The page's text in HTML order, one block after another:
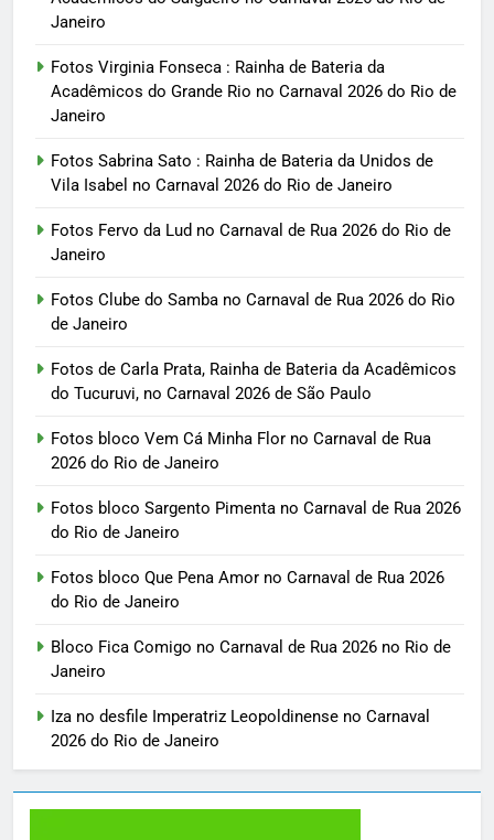
Janeiro
Fotos Virginia Fonseca : Rainha de Bateria da
Acadêmicos do Grande Rio no Carnaval 2026 do Rio de
Janeiro
Fotos Sabrina Sato : Rainha de Bateria da Unidos de
Vila Isabel no Carnaval 2026 do Rio de Janeiro
Fotos Fervo da Lud no Carnaval de Rua 2026 do Rio de
Janeiro
Fotos Clube do Samba no Carnaval de Rua 2026 do Rio
de Janeiro
Fotos de Carla Prata, Rainha de Bateria da Acadêmicos
do Tucuruvi, no Carnaval 2026 de São Paulo
Fotos bloco Vem Cá Minha Flor no Carnaval de Rua
2026 do Rio de Janeiro
Fotos bloco Sargento Pimenta no Carnaval de Rua 2026
do Rio de Janeiro
Fotos bloco Que Pena Amor no Carnaval de Rua 2026
do Rio de Janeiro
Bloco Fica Comigo no Carnaval de Rua 2026 no Rio de
Janeiro
Iza no desfile Imperatriz Leopoldinense no Carnaval
2026 do Rio de Janeiro